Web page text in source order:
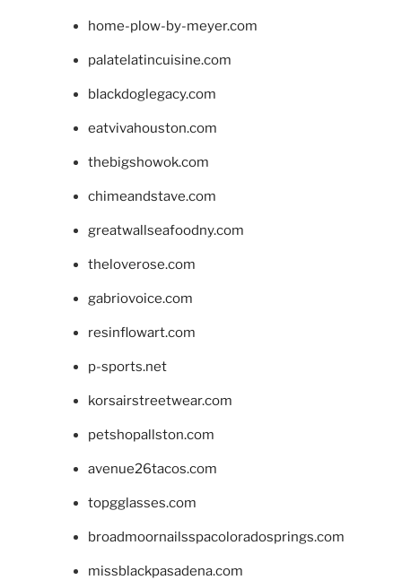
home-plow-by-meyer.com
palatelatincuisine.com
blackdoglegacy.com
eatvivahouston.com
thebigshowok.com
chimeandstave.com
greatwallseafoodny.com
theloverose.com
gabriovoice.com
resinflowart.com
p-sports.net
korsairstreetwear.com
petshopallston.com
avenue26tacos.com
topgglasses.com
broadmoornailsspacoloradosprings.com
missblackpasadena.com